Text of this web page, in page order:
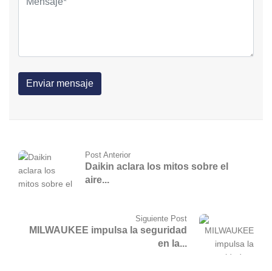
Post Anterior
Daikin aclara los mitos sobre el
aire...
Siguiente Post
MILWAUKEE impulsa la seguridad
en la...